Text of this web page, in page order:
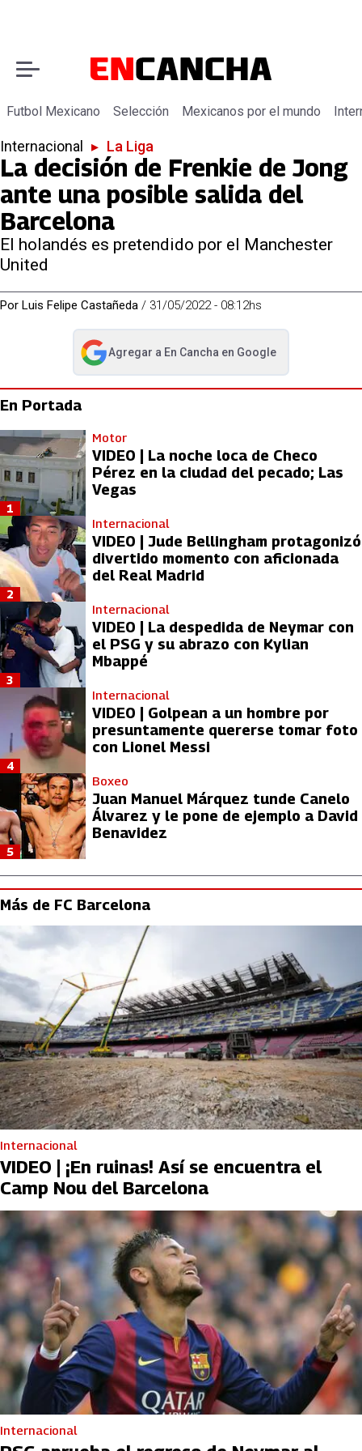
Futbol Mexicano Selección Mexicanos por el mundo
Internacional ▸ La Liga
La decisión de Frenkie de Jong
ante una posible salida del
Barcelona
El holandés es pretendido por el Manchester
United
Por Luis Felipe Castañeda / 31/05/2022 - 08:12hs
Agregar a En Cancha en Google
abre en nueva pestaña
En Portada
Motor
VIDEO | La noche loca de Checo
Pérez en la ciudad del pecado; Las
Vegas
1
Internacional
VIDEO | Jude Bellingham protagonizó
divertido momento con aficionada
del Real Madrid
2
Internacional
VIDEO | La despedida de Neymar con
el PSG y su abrazo con Kylian
Mbappé
3
Internacional
VIDEO | Golpean a un hombre por
presuntamente quererse tomar foto
con Lionel Messi
4
Boxeo
Juan Manuel Márquez tunde Canelo
Álvarez y le pone de ejemplo a David
Benavidez
5
Más de FC Barcelona
Internacional
VIDEO | ¡En ruinas! Así se encuentra el
Camp Nou del Barcelona
Internacional